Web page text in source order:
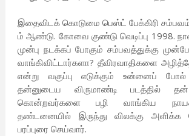
இதைவிடக் கொடுமை பெஸ்ட் பேக்கிரி
ம் ஆண்டு. கோவை குண்டு வெடிப்பு 1998.
முன்பு நடக்கப் போகும் சம்பவத்துக்கு
வாங்கிவிட்டார்களா? தீவிரவாதிகளை
என்று வகுப்பு எடுக்கும் உன்னைப்
தன்னுடைய விருமாண்டி படத்தில்
கொன்றவர்களை பழி வாங்கிய
தண்டனையில் இருந்து விலக்கு அளிக்க
பரப்புரை செய்வார்.